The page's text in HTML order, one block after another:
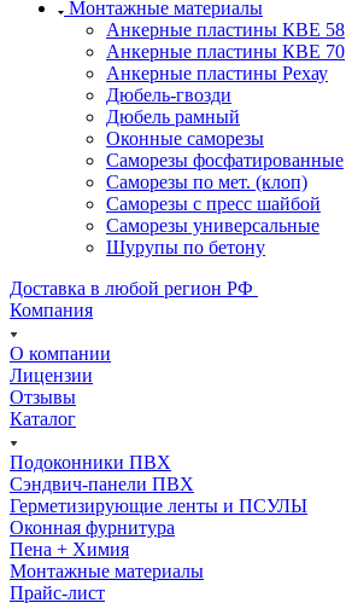
Монтажные материалы
Анкерные пластины КВЕ 58
Анкерные пластины КВЕ 70
Анкерные пластины Рехау
Дюбель-гвозди
Дюбель рамный
Оконные саморезы
Саморезы фосфатированные
Саморезы по мет. (клоп)
Саморезы с пресс шайбой
Саморезы универсальные
Шурупы по бетону
Доставка в любой регион РФ
Компания
О компании
Лицензии
Отзывы
Каталог
Подоконники ПВХ
Сэндвич-панели ПВХ
Герметизирующие ленты и ПСУЛЫ
Оконная фурнитура
Пена + Химия
Монтажные материалы
Прайс-лист